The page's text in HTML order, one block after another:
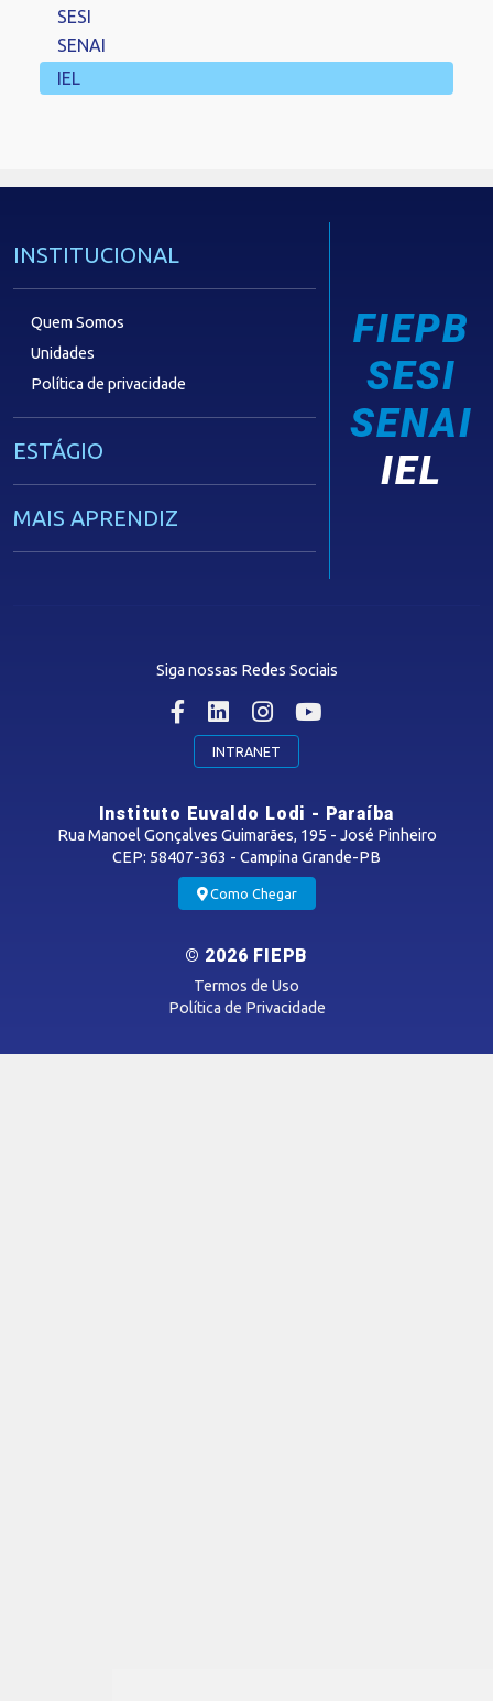
SESI
SENAI
IEL
INSTITUCIONAL
Quem Somos
Unidades
Política de privacidade
ESTÁGIO
MAIS APRENDIZ
FIEPB
SESI
SENAI
IEL
Siga nossas Redes Sociais
INTRANET
Instituto Euvaldo Lodi - Paraíba
Rua Manoel Gonçalves Guimarães, 195 - José Pinheiro
CEP: 58407-363 - Campina Grande-PB
Como Chegar
© 2026 FIEPB
Termos de Uso
Política de Privacidade